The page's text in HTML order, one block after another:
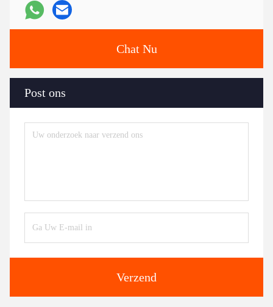
Chat Nu
Post ons
Verzend